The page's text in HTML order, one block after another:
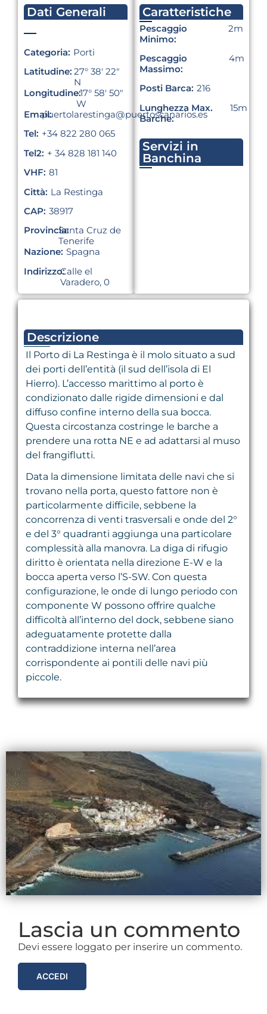
Dati Generali
Categoria: Porti
Latitudine: 27° 38′ 22″
N
Longitudine:-17° 58′ 50″
W
Email:puertolarestinga@puertoscanarios.es
Tel: +34 822 280 065
Tel2: + 34 828 181 140
VHF: 81
Città: La Restinga
CAP: 38917
Provincia:Santa Cruz de
Tenerife
Nazione: Spagna
Indirizzo:Calle el
Varadero, 0
Caratteristiche
Pescaggio
Minimo:
2m
Pescaggio
Massimo:
4m
Posti Barca: 216
Lunghezza Max.
Barche:
15m
Servizi in
Banchina
Descrizione
Il Porto di La Restinga è il molo situato a sud
dei porti dell’entità (il sud dell’isola di El
Hierro). L’accesso marittimo al porto è
condizionato dalle rigide dimensioni e dal
diffuso confine interno della sua bocca.
Questa circostanza costringe le barche a
prendere una rotta NE e ad adattarsi al muso
del frangiflutti.
Data la dimensione limitata delle navi che si
trovano nella porta, questo fattore non è
particolarmente difficile, sebbene la
concorrenza di venti trasversali e onde del 2°
e del 3° quadranti aggiunga una particolare
complessità alla manovra. La diga di rifugio
diritto è orientata nella direzione E-W e la
bocca aperta verso l’S-SW. Con questa
configurazione, le onde di lungo periodo con
componente W possono offrire qualche
difficoltà all’interno del dock, sebbene siano
adeguatamente protette dalla
contraddizione interna nell’area
corrispondente ai pontili delle navi più
piccole.
Lascia un commento
Devi essere loggato per inserire un commento.
ACCEDI